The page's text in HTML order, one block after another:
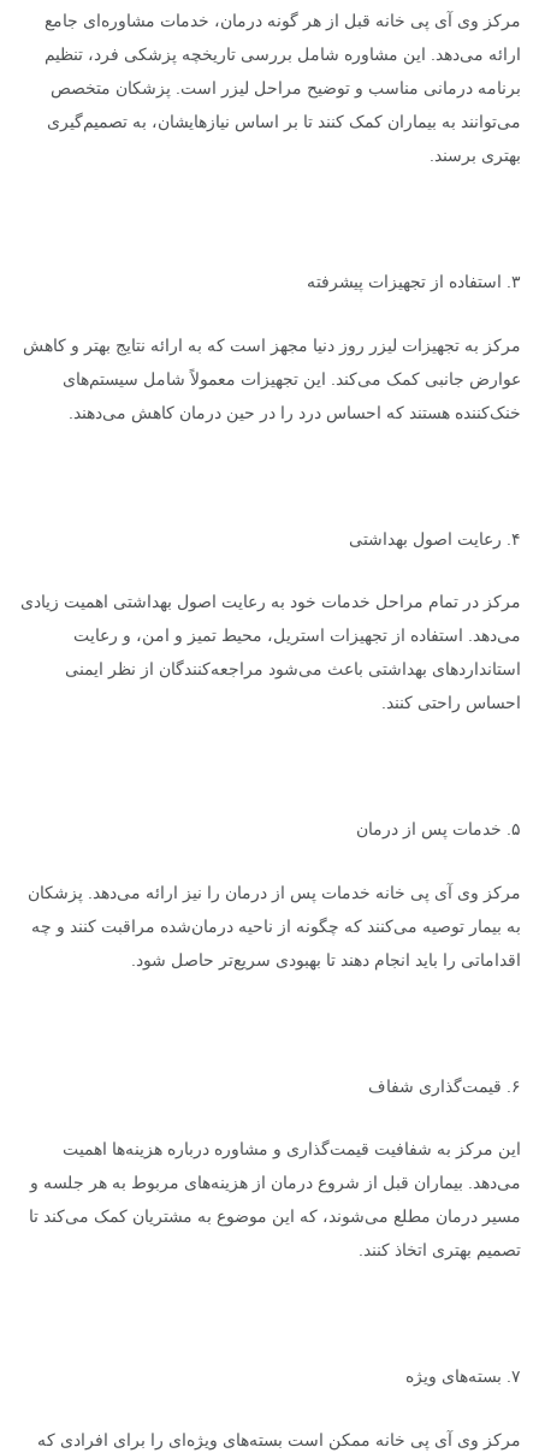
مرکز وی آی پی خانه قبل از هر گونه درمان، خدمات مشاوره‌ای جامع
ارائه می‌دهد. این مشاوره شامل بررسی تاریخچه پزشکی فرد، تنظیم
برنامه درمانی مناسب و توضیح مراحل لیزر است. پزشکان متخصص
می‌توانند به بیماران کمک کنند تا بر اساس نیازهایشان، به تصمیم‌گیری
بهتری برسند.
۳. استفاده از تجهیزات پیشرفته
مرکز به تجهیزات لیزر روز دنیا مجهز است که به ارائه نتایج بهتر و کاهش
عوارض جانبی کمک می‌کند. این تجهیزات معمولاً شامل سیستم‌های
خنک‌کننده هستند که احساس درد را در حین درمان کاهش می‌دهند.
۴. رعایت اصول بهداشتی
مرکز در تمام مراحل خدمات خود به رعایت اصول بهداشتی اهمیت زیادی
می‌دهد. استفاده از تجهیزات استریل، محیط تمیز و امن، و رعایت
استانداردهای بهداشتی باعث می‌شود مراجعه‌کنندگان از نظر ایمنی
احساس راحتی کنند.
۵. خدمات پس از درمان
مرکز وی آی پی خانه خدمات پس از درمان را نیز ارائه می‌دهد. پزشکان
به بیمار توصیه می‌کنند که چگونه از ناحیه درمان‌شده مراقبت کنند و چه
اقداماتی را باید انجام دهند تا بهبودی سریع‌تر حاصل شود.
۶. قیمت‌گذاری شفاف
این مرکز به شفافیت قیمت‌گذاری و مشاوره درباره هزینه‌ها اهمیت
می‌دهد. بیماران قبل از شروع درمان از هزینه‌های مربوط به هر جلسه و
مسیر درمان مطلع می‌شوند، که این موضوع به مشتریان کمک می‌کند تا
تصمیم بهتری اتخاذ کنند.
۷. بسته‌های ویژه
مرکز وی آی پی خانه ممکن است بسته‌های ویژه‌ای را برای افرادی که